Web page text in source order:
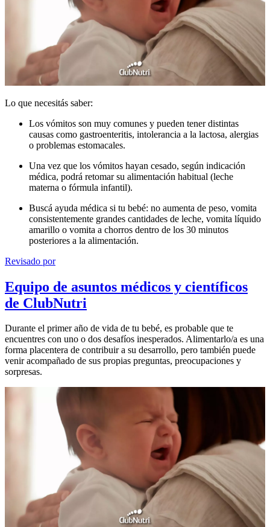
Lo que necesitás saber:
Los vómitos son muy comunes y pueden tener distintas
causas como gastroenteritis, intolerancia a la lactosa, alergias
o problemas estomacales.
Una vez que los vómitos hayan cesado, según indicación
médica, podrá retomar su alimentación habitual (leche
materna o fórmula infantil).
Buscá ayuda médica si tu bebé: no aumenta de peso, vomita
consistentemente grandes cantidades de leche, vomita líquido
amarillo o vomita a chorros dentro de los 30 minutos
posteriores a la alimentación.
Revisado por
Equipo de asuntos médicos y científicos
de ClubNutri
Durante el primer año de vida de tu bebé, es probable que te
encuentres con uno o dos desafíos inesperados. Alimentarlo/a es una
forma placentera de contribuir a su desarrollo, pero también puede
venir acompañado de sus propias preguntas, preocupaciones y
sorpresas.